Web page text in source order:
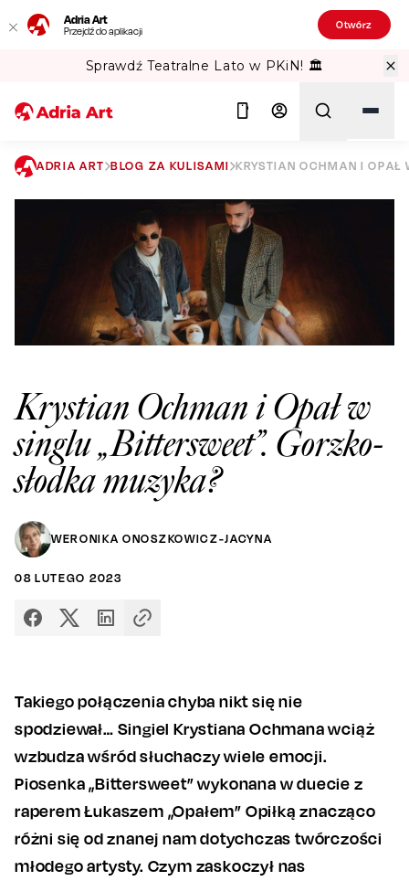
Adria Art
Przejdź do aplikacji Otwórz
Sprawdź Teatralne Lato w PKiN! 🏛️
ADRIA ART BLOG ZA KULISAMI KRYSTIAN OCHMAN I OPAŁ
Krystian Ochman i Opał w
singlu „Bittersweet”. Gorzko-
słodka muzyka?
WERONIKA ONOSZKOWICZ-JACYNA
08 LUTEGO 2023
Takiego połączenia chyba nikt się nie
spodziewał… Singiel Krystiana Ochmana wciąż
wzbudza wśród słuchaczy wiele emocji.
Piosenka „Bittersweet” wykonana w duecie z
raperem Łukaszem „Opałem” Opiłką znacząco
różni się od znanej nam dotychczas twórczości
młodego artysty. Czym zaskoczył nas